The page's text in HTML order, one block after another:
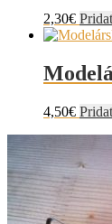
2,30€
4,50€